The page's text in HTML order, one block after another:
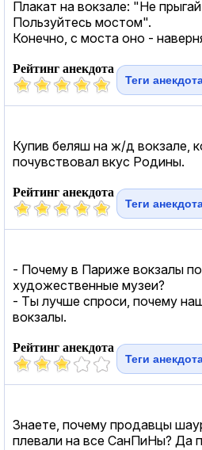
Плакат на вокзале: "Не
Пользуйтесь мостом".
Конечно, с моста оно -
Рейтинг анекдота
Теги
Купив беляш на ж/д вокзале,
почувствовал вкус Родины.
Рейтинг анекдота
Теги
- Почему в Париже вокзалы
художественные музеи?
- Ты лучше спроси, почему
вокзалы.
Рейтинг анекдота
Теги
Знаете, почему продавцы
плевали на все СанПиНы? Да